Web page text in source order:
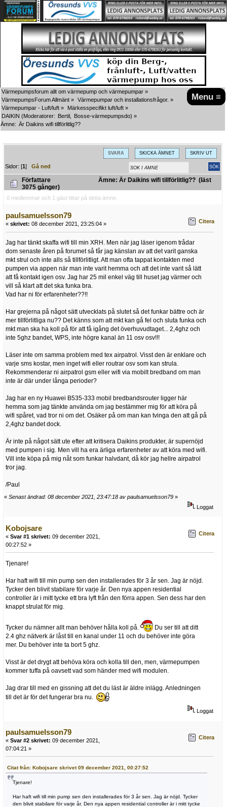
Menu ≡
Värmepumpsforum allt om värmepump och värmepumpar »
VärmepumpsForum Allmänt » Värmepumpar och installationsfrågor. »
Värmepumpar - Luft/luft » Märkesspecifikt luft/luft »
DAIKIN (Moderatorer: Bertil Bosse-värmepumpsdo) »
Ämne: Är Daikins wifi tillförlitlig??
SVARA SKICKA ÄMNET SKRIV UT
Sidor: [1]Gå ned
Författare
Ämne: Är Daikins wifi tillförlitlig?? (läst
3075 gånger)
0 medlemmar och 1 gäst tittar på detta ämne.
paulsamuelsson79
« skrivet: 08 december 2021, 23:25:04 » Citera
Jag har tänkt skaffa wifi till min XRH. Men när jag läser igenom trådar
dom senaste åren på forumet så får jag känslan av att det varit ganska
mkt strul och inte alls så tillförlitligt. Att man ofta tappat kontakten med
pumpen via appen när man inte varit hemma och att det inte varit så lätt
att få kontakt igen osv. Jag har 25 mil enkel väg till huset jag värmer och
vill så klart att det ska funka bra.
Vad har ni för erfarenheter??!!
Har grejerna på något sätt utvecklats på slutet så det funkar bättre och är
mer tillförlitliga nu?? Det känns som att mkt kan gå fel och sluta funka och
mkt man ska ha koll på för att få igång det överhuvudtaget... 2,4ghz och
inte 5ghz bandet, WPS, inte högre kanal än 11 osv osv!!!
Läser inte om samma problem med tex airpatrol. Visst den är enklare och
varje sms kostar, men inget wifi eller routrar osv som kan strula.
Rekommenderar ni airpatrol gsm eller wifi via mobilt bredband om man
inte är där under långa perioder?
Jag har en ny Huawei B535-333 mobil bredbandsrouter ligger här
hemma som jag tänkte använda om jag bestämmer mig för att köra på
wifi spåret, vad tror ni om det. Osäker på om man kan tvinga den att gå på
2,4ghz bandet dock.
Är inte på något sätt ute efter att kritisera Daikins produkter, är supernöjd
med pumpen i sig. Men vill ha era ärliga erfarenheter av att köra med wifi.
Vill inte köpa på mig nåt som funkar halvdant, då kör jag hellre airpatrol
tror jag.
/Paul
« Senast ändrad: 08 december 2021, 23:47:18 av paulsamuelsson79 »
Loggat
Kobojsare
« Svar #1 skrivet: 09 december 2021,
00:27:52 »
Citera
Tjenare!
Har haft wifi till min pump sen den installerades för 3 år sen. Jag är nöjd.
Tycker den blivit stabilare för varje år. Den nya appen residential
controller är i mitt tycke ett bra lyft från den förra appen. Sen dess har den
knappt strulat för mig.
Tycker du nämner allt man behöver hålla koll på.
Du ser till att ditt
2.4 ghz nätverk är låst till en kanal under 11 och du behöver inte göra
mer. Du behöver inte ta bort 5 ghz.
Visst är det drygt att behöva köra och kolla till den, men, värmepumpen
kommer tuffa på oavsett vad som händer med wifi modulen.
Jag drar till med en gissning att det du läst är äldre inlägg. Anledningen
till det är för det fungerar bra nu.
Loggat
paulsamuelsson79
« Svar #2 skrivet: 09 december 2021,
07:04:21 »
Citera
Citat från: Kobojsare skrivet 09 december 2021, 00:27:52
Tjenare!
Har haft wifi till min pump sen den installerades för 3 år sen. Jag är nöjd. Tycker
den blivit stabilare för varje år. Den nya appen residential controller är i mitt tycke